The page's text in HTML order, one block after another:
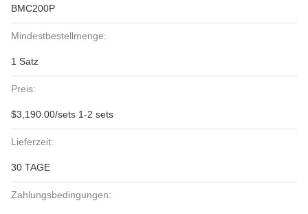
BMC200P
Mindestbestellmenge:
1 Satz
Preis:
$3,190.00/sets 1-2 sets
Lieferzeit:
30 TAGE
Zahlungsbedingungen: